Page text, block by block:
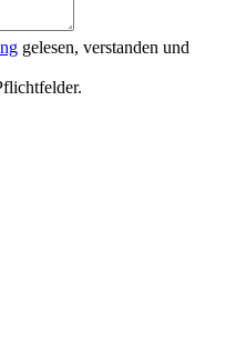
gelesen, verstanden und